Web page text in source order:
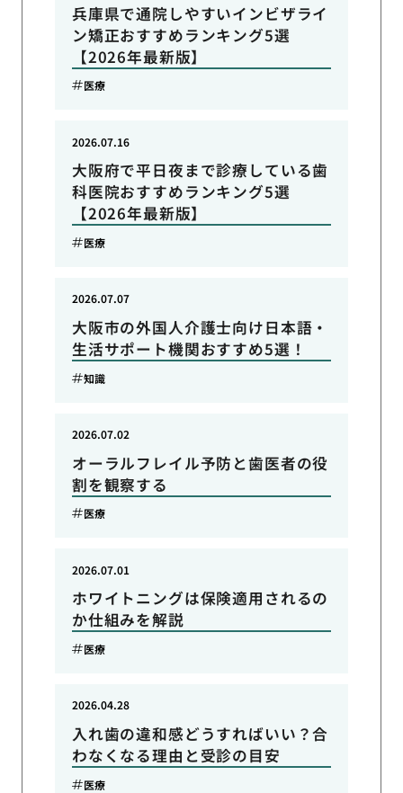
兵庫県で通院しやすいインビザライ
ン矯正おすすめランキング5選
【2026年最新版】
医療
大阪府で平日夜まで診療している歯
科医院おすすめランキング5選
【2026年最新版】
2026.07.16
医療
大阪市の外国人介護士向け日本語・
生活サポート機関おすすめ5選！
2026.07.07
知識
オーラルフレイル予防と歯医者の役
割を観察する
2026.07.02
医療
ホワイトニングは保険適用されるの
か仕組みを解説
2026.07.01
医療
入れ歯の違和感どうすればいい？合
わなくなる理由と受診の目安
2026.04.28
医療